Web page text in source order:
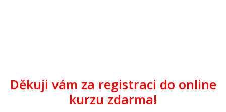
Děkuji vám za registraci do online
kurzu zdarma!